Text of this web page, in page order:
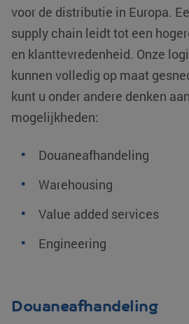
voor de distributie in Europa.
supply chain leidt tot een
en klanttevredenheid. Onze
kunnen volledig op maat
kunt u onder andere denken
mogelijkheden:
Douaneafhandeling
Warehousing
Value added services
Engineering
Douaneafhandeling